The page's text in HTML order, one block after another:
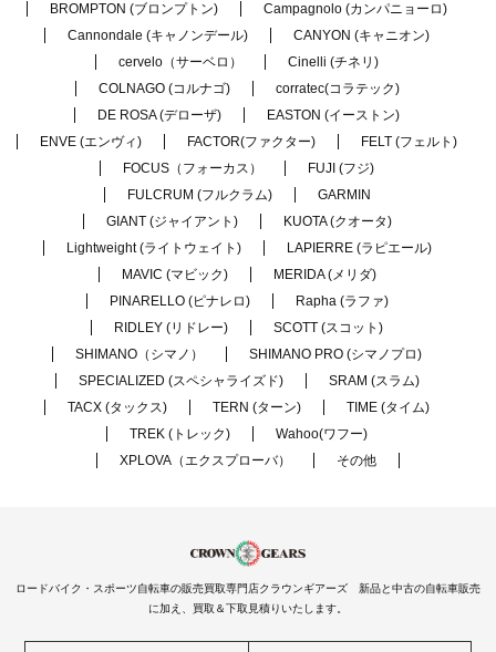
BROMPTON (ブロンプトン)
Campagnolo (カンパニョーロ)
Cannondale (キャノンデール)
CANYON (キャニオン)
cervelo（サーベロ）
Cinelli (チネリ)
COLNAGO (コルナゴ)
corratec(コラテック)
DE ROSA (デローザ)
EASTON (イーストン)
ENVE (エンヴィ)
FACTOR(ファクター)
FELT (フェルト)
FOCUS（フォーカス）
FUJI (フジ)
FULCRUM (フルクラム)
GARMIN
GIANT (ジャイアント)
KUOTA (クオータ)
Lightweight (ライトウェイト)
LAPIERRE (ラピエール)
MAVIC (マビック)
MERIDA (メリダ)
PINARELLO (ピナレロ)
Rapha (ラファ)
RIDLEY (リドレー)
SCOTT (スコット)
SHIMANO（シマノ）
SHIMANO PRO (シマノプロ)
SPECIALIZED (スペシャライズド)
SRAM (スラム)
TACX (タックス)
TERN (ターン)
TIME (タイム)
TREK (トレック)
Wahoo(ワフー)
XPLOVA（エクスプローバ）
その他
ロードバイク・スポーツ自転車の販売買取専門店クラウンギアーズ 新品と中古の自転車販売
に加え、買取＆下取見積りいたします。